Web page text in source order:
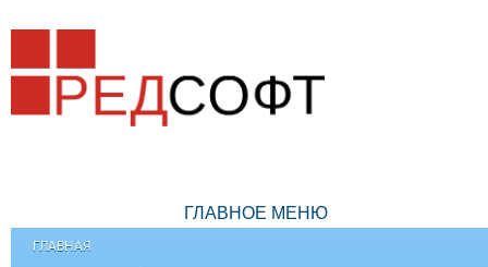
ГЛАВНОЕ МЕНЮ
ГЛАВНАЯ